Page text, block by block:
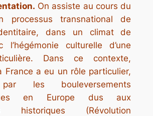
On assiste au cours du
processus transnational de
dans un climat de
l’hégémonie culturelle d’une
Dans ce contexte,
France a eu un rôle particulier,
les bouleversements
en Europe dus aux
historiques (Révolution